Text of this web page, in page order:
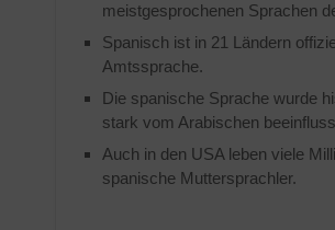
meistgesprochenen Sprachen
Spanisch ist in 21 Ländern
Amtssprache.
Die spanische Sprache wurde
stark vom Arabischen
Auch in den USA leben viele
spanische Muttersprachler.